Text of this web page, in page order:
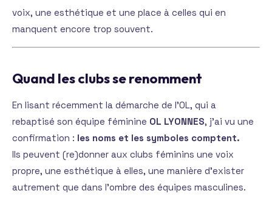
voix, une esthétique et une place à celles qui en
manquent encore trop souvent.
Quand les clubs se renomment
En lisant récemment la démarche de l’OL, qui a
rebaptisé son équipe féminine OL LYONNES, j’ai vu une
confirmation : les noms et les symboles comptent.
Ils peuvent (re)donner aux clubs féminins une voix
propre, une esthétique à elles, une manière d’exister
autrement que dans l’ombre des équipes masculines.